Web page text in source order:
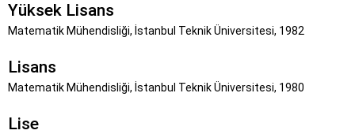
Yüksek Lisans
Matematik Mühendisliği, İstanbul Teknik Üniversitesi, 1982
Lisans
Matematik Mühendisliği, İstanbul Teknik Üniversitesi, 1980
Lise